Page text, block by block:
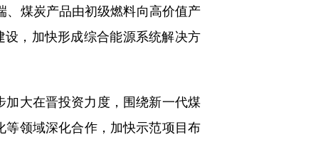
、煤炭产品由初级燃料向高价值产
，加快形成综合能源系统解决方
大在晋投资力度，围绕新一代煤
领域深化合作，加快示范项目布